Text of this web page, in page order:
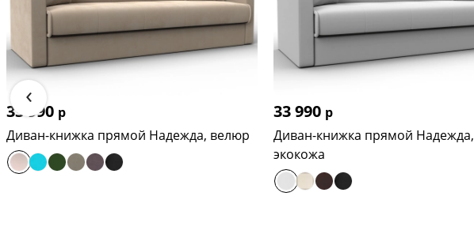
33 990 р
Диван-книжка прямой Надежда, велюр
33 990 р
Диван-книжка прямой Надежда,
экокожа
‹